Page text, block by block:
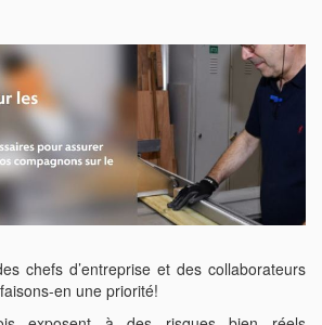
chefs d’entreprise et des collaborateurs
en une priorité!